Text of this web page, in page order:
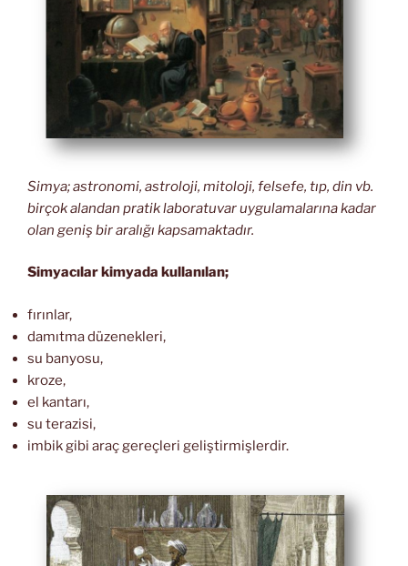
Simya; astronomi, astroloji, mitoloji, felsefe, tıp, din vb.
birçok alandan pratik laboratuvar uygulamalarına kadar
olan geniş bir aralığı kapsamaktadır.
Simyacılar kimyada kullanılan;
fırınlar,
damıtma düzenekleri,
su banyosu,
kroze,
el kantarı,
su terazisi,
imbik gibi araç gereçleri geliştirmişlerdir.